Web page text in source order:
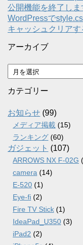
公開機能を終了しま
WordPressで
キャッシュクリアす
アーカイブ
ア
ー
カ
ブ
カテゴリー
お知らせ (99)
メディア掲載 (15)
ランキング (60)
ガジェット (107)
ARROWS NX F-02G
camera (14)
E-520 (1)
Eye-fi (2)
Fire TV Stick (1)
IdeaPad_U350 (3)
iPad2 (2)